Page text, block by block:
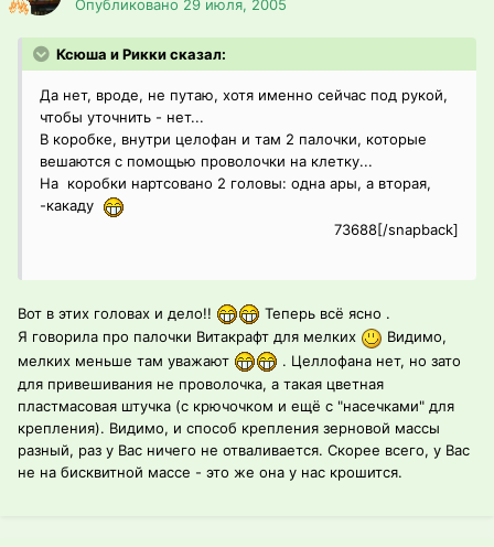
Опубликовано 29 июля, 2005
Ксюша и Рикки сказал:
Да нет, вроде, не путаю, хотя именно сейчас под рукой,
чтобы уточнить - нет...
В коробке, внутри целофан и там 2 палочки, которые
вешаются с помощью проволочки на клетку...
На коробки нартсовано 2 головы: одна ары, а вторая,
-какаду
73688[/snapback]
Вот в этих головах и дело!!
Теперь всё ясно .
Я говорила про палочки Витакрафт для мелких
Видимо,
мелких меньше там уважают
. Целлофана нет, но зато
для привешивания не проволочка, а такая цветная
пластмасовая штучка (с крючочком и ещё с "насечками" для
крепления). Видимо, и способ крепления зерновой массы
разный, раз у Вас ничего не отваливается. Скорее всего, у Вас
не на бисквитной массе - это же она у нас крошится.